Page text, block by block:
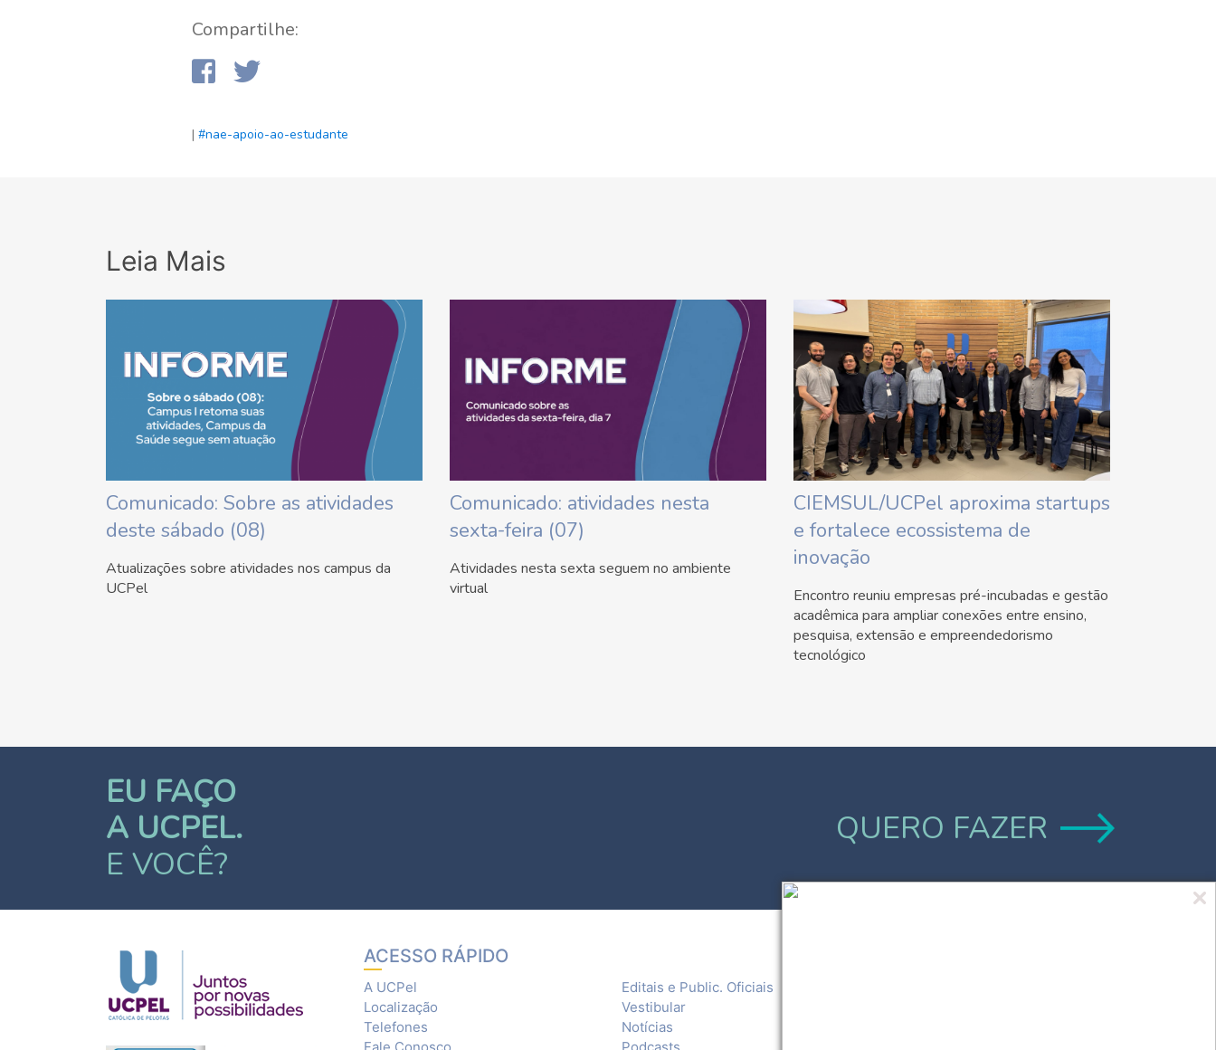
Compartilhe:
| #nae-apoio-ao-estudante
Leia Mais
Comunicado: Sobre as atividades
deste sábado (08)
Atualizações sobre atividades nos campus da
UCPel
Comunicado: atividades nesta
sexta-feira (07)
Atividades nesta sexta seguem no ambiente
virtual
CIEMSUL/UCPel aproxima startups
e fortalece ecossistema de
inovação
Encontro reuniu empresas pré-incubadas e gestão
acadêmica para ampliar conexões entre ensino,
pesquisa, extensão e empreendedorismo
tecnológico
EU FAÇO
A UCPEL.
E VOCÊ?
QUERO FAZER
ACESSO RÁPIDO
A UCPel
Localização
Telefones
Editais e Public. Oficiais
Vestibular
Notícias